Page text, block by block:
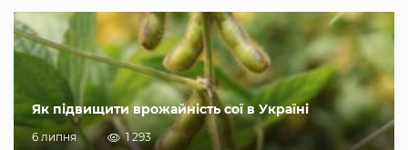
Як підвищити врожайність сої в Україні
6 липня 1 293